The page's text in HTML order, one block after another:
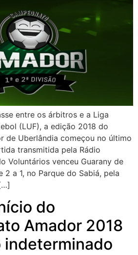
entre os árbitros e a Liga
(LUF), a edição 2018 do
de Uberlândia começou no último
transmitida pela Rádio
Voluntários venceu Guarany de
a 1, no Parque do Sabiá, pela
do
Amador 2018
indeterminado